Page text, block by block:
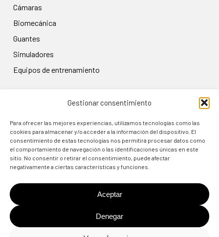
Gestionar consentimiento
Para ofrecer las mejores experiencias, utilizamos tecnologías como las
cookies para almacenar y/o acceder a la información del dispositivo. El
consentimiento de estas tecnologías nos permitirá procesar datos como
el comportamiento de navegación o las identificaciones únicas en este
sitio. No consentir o retirar el consentimiento, puede afectar
negativamente a ciertas características y funciones.
Aceptar
Denegar
cámaras
biomecánica
guantes
simuladores
equipos de entrenamiento
Aviso legal
Política de privacidad
Condiciones de uso
Política de cookies
Política de devolución
© 2024 TARGET3D MOCAP SHOP